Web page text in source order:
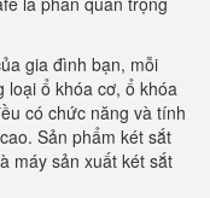
gia đình bạn, mỗi
loại ổ khóa cơ, ổ khóa
có chức năng và tính
Sản phẩm két sắt
máy sản xuất két sắt